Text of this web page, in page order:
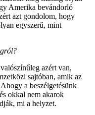
Amerika bevándorló
azt gondolom, hogy
egyszerű, mint
azért van,
sajtóban, amik az
a beszélgetésünk
okkal nem akarok
mi a helyzet.